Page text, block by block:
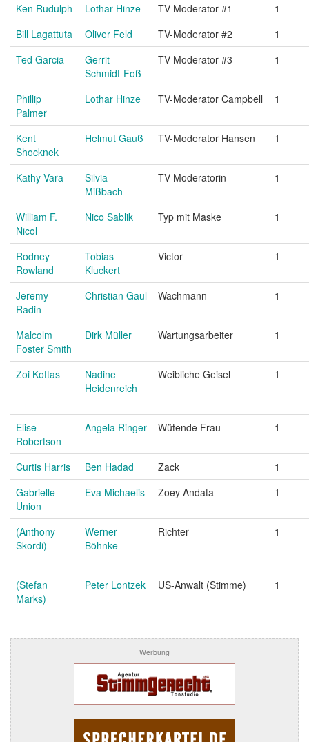
Ken Rudulph Lothar Hinze TV-Moderator #1
1
Bill Lagattuta
Oliver Feld TV-Moderator #2
1
Ted Garcia
Gerrit
Schmidt-Foß
TV-Moderator #3 1
Phillip
Palmer
Lothar Hinze TV-Moderator Campbell 1
Kent
Shocknek
Helmut Gauß TV-Moderator Hansen 1
Kathy Vara
Silvia
Mißbach
TV-Moderatorin 1
William F.
Nicol
Nico Sablik Typ mit Maske 1
Rodney
Rowland
Tobias
Kluckert
Victor 1
Jeremy
Radin
Christian Gaul Wachmann 1
Malcolm
Foster Smith
Dirk Müller Wartungsarbeiter 1
Zoi Kottas
Nadine
Heidenreich
Weibliche Geisel 1
Elise
Robertson
Angela Ringer Wütende Frau 1
Curtis Harris Ben Hadad Zack
1
Gabrielle
Union
Eva Michaelis Zoey Andata 1
(Anthony
Skordi)
Werner
Böhnke
Richter 1
(Stefan
Marks)
Peter Lontzek US-Anwalt (Stimme) 1
Werbung